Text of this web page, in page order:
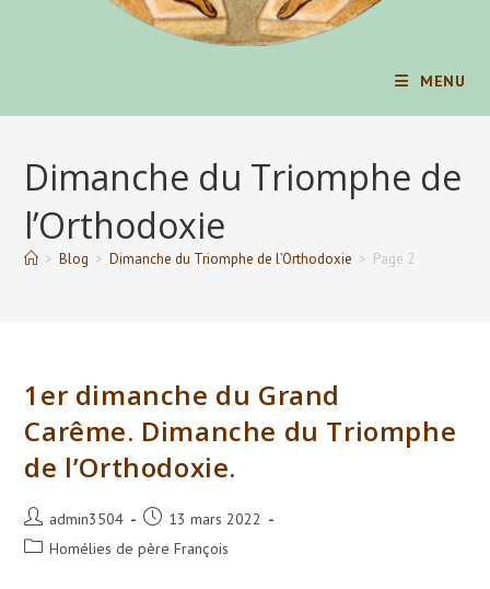
MENU
Dimanche du Triomphe de
l’Orthodoxie
> Blog > Dimanche du Triomphe de l’Orthodoxie > Page 2
1er dimanche du Grand
Carême. Dimanche du Triomphe
de l’Orthodoxie.
Auteur/autrice
de
admin3504
Publication
publiée :
13 mars 2022
PostHomélies de père François